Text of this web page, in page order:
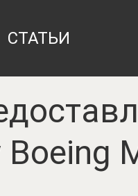
СТАТЬИ